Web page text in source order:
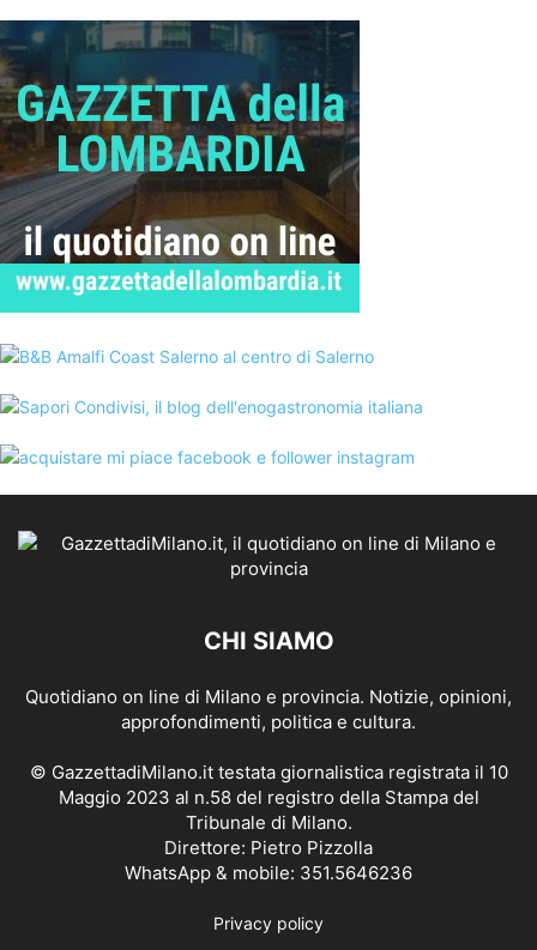
CHI SIAMO
Quotidiano on line di Milano e provincia. Notizie, opinioni,
approfondimenti, politica e cultura.
© GazzettadiMilano.it testata giornalistica registrata il 10
Maggio 2023 al n.58 del registro della Stampa del
Tribunale di Milano.
Direttore: Pietro Pizzolla
WhatsApp & mobile: 351.5646236
Privacy policy